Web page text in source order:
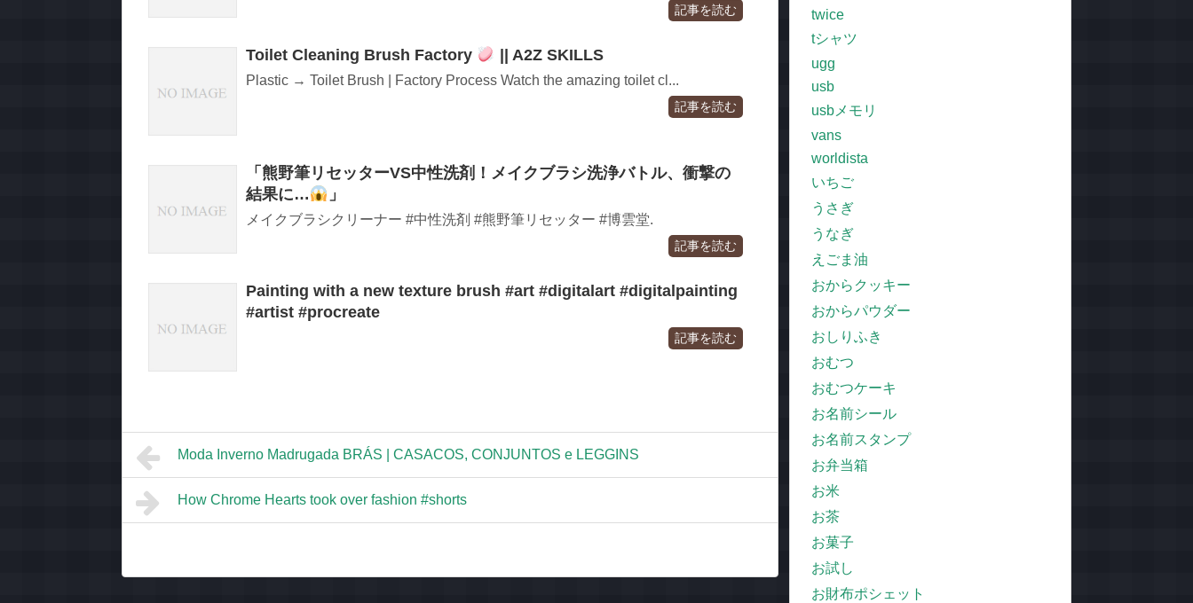
記事を読む
Toilet Cleaning Brush Factory || A2Z SKILLS
Plastic → Toilet Brush | Factory Process Watch the amazing toilet cl...
記事を読む
「熊野筆リセッターVS中性洗剤！メイクブラシ洗浄バトル、衝撃の
結果に…
」
メイクブラシクリーナー #中性洗剤 #熊野筆リセッター #博雲堂.
記事を読む
Painting with a new texture brush #art #digitalart #digitalpainting
#artist #procreate
記事を読む
Moda Inverno Madrugada BRÁS | CASACOS, CONJUNTOS e LEGGINS
How Chrome Hearts took over fashion #shorts
twice
tシャツ
ugg
usb
usbメモリ
vans
worldista
いちご
うさぎ
うなぎ
えごま油
おからクッキー
おからパウダー
おしりふき
おむつ
おむつケーキ
お名前シール
お名前スタンプ
お弁当箱
お米
お茶
お菓子
お試し
お財布ポシェット